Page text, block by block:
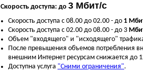
Скорость доступа: до 3 Мбит/с
Скорость доступа с 08.00 до 02.00 - до 1
Скорость доступа с 02.00 до 08.00 - до 3
Объем "входящего" и "исходящего"
После превышения объемов потребления
внешним Интернет ресурсам снижается до
Доступна услуга "Сними ограничения".